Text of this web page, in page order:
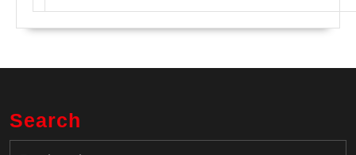
Search